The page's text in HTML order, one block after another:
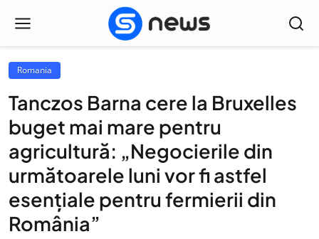
Romania
Tanczos Barna cere la Bruxelles
buget mai mare pentru
agricultură: „Negocierile din
următoarele luni vor fi astfel
esenţiale pentru fermierii din
România”